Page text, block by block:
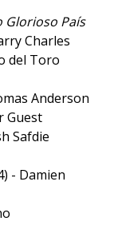
Glorioso País
Charles
del Toro
Anderson
Guest
Safdie
- Damien